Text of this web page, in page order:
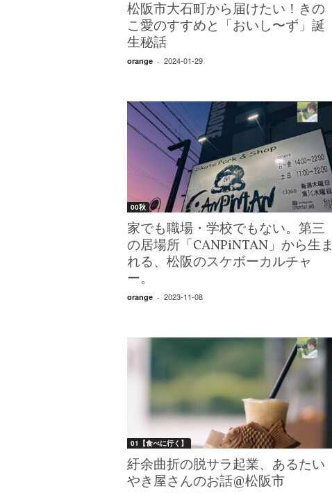
松阪市大石町から届けたい！きの
こ愛のすすめと「おいし〜ず」誕
生秘話
orange - 2024-01-29
00秋
家でも職場・学校でもない。第三
の居場所「CANPiNTAN」から生ま
れる、松阪のスケボーカルチャ
ー。
orange - 2023-11-08
01【食べに行く】
紆余曲折の脱サラ起業、あるたい
やき屋さんのお話@松阪市